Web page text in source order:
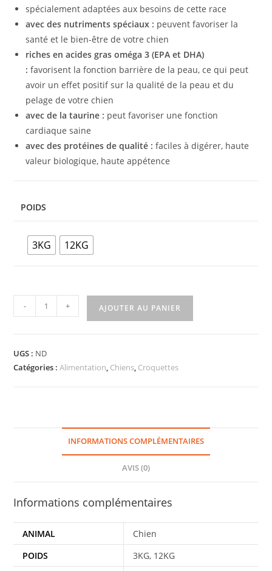
spécialement adaptées aux besoins de cette race
avec des nutriments spéciaux : peuvent favoriser la
santé et le bien-être de votre chien
riches en acides gras oméga 3 (EPA et DHA)
: favorisent la fonction barrière de la peau, ce qui peut
avoir un effet positif sur la qualité de la peau et du
pelage de votre chien
avec de la taurine : peut favoriser une fonction
cardiaque saine
avec des protéines de qualité : faciles à digérer, haute
valeur biologique, haute appétence
POIDS
3KG 12KG
- + AJOUTER AU PANIER
UGS : ND
Catégories :Alimentation, Chiens, Croquettes
INFORMATIONS COMPLÉMENTAIRES
AVIS (0)
Informations complémentaires
ANIMAL
Chien
POIDS
3KG, 12KG